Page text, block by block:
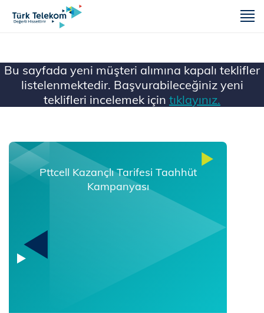
Bu sayfada yeni müşteri alımına kapalı teklifler
listelenmektedir. Başvurabileceğiniz yeni
teklifleri incelemek için tıklayınız.
Ana Sayfa
Pttcell Kazançlı Tarifesi Taahhüt
Kampanyası